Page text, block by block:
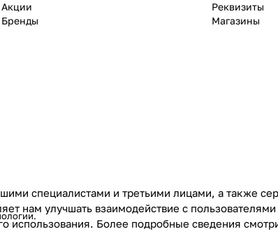
Акции
Бренды
Реквизиты
Магазины
.
специалистами и третьими лицами, а также
нам улучшать взаимодействие с
использования. Более подробные сведения